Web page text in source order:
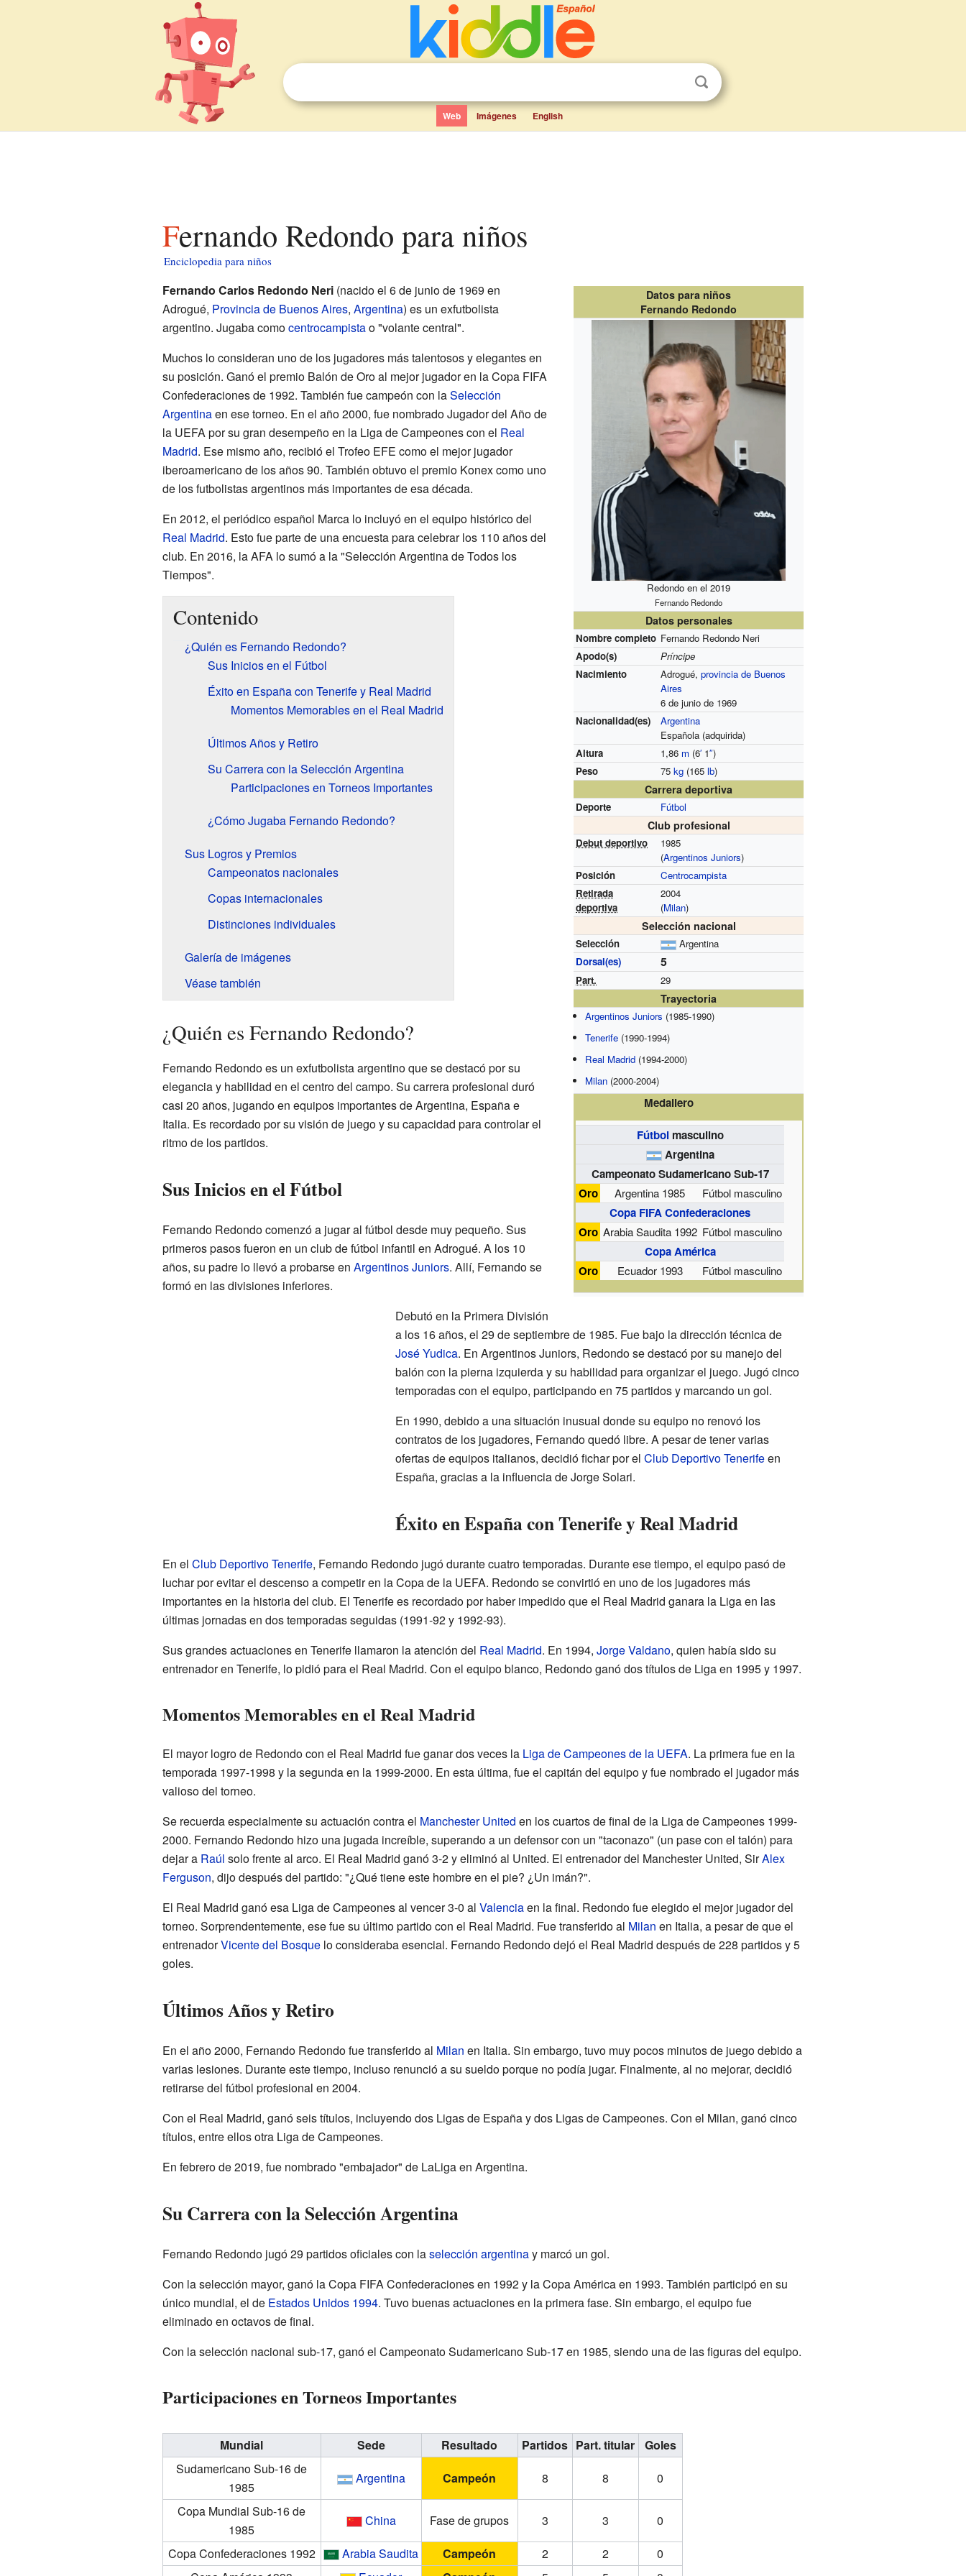
Web Imágenes English
Fernando Redondo para niños
Enciclopedia para niños
Datos para niños
Fernando Redondo
Redondo en el 2019
Fernando Redondo
Datos personales
Nombre completo Fernando Redondo Neri
Apodo(s)
Príncipe
Nacimiento
Adrogué,provincia de Buenos
Aires
6 de junio de 1969
Nacionalidad(es)
Argentina
Española (adquirida)
Altura
1,86 m (6′ 1″)
Peso
75kg (165lb)
Carrera deportiva
Deporte Fútbol
Club profesional
Debut deportivo
1985
(Argentinos Juniors)
Posición
Centrocampista
Retirada
deportiva
2004
(Milan)
Selección nacional
Selección
Argentina
Dorsal(es)
5
Part. 29
Trayectoria
Argentinos Juniors (1985-1990)
Tenerife (1990-1994)
Real Madrid (1994-2000)
Milan (2000-2004)
Medallero
Fútbolmasculino
Argentina
Campeonato Sudamericano Sub-17
Oro
Argentina 1985 Fútbol masculino
Copa FIFA Confederaciones
Oro Arabia Saudita 1992 Fútbol masculino
Copa América
Oro
Ecuador 1993 Fútbol masculino
Fernando Carlos Redondo Neri(nacido el 6 de junio de 1969 en
Adrogué, Provincia de Buenos Aires, Argentina) es un exfutbolista
argentino. Jugaba comocentrocampistao "volante central".
Muchos lo consideran uno de los jugadores más talentosos y elegantes en
su posición. Ganó el premio Balón de Oro al mejor jugador en la Copa FIFA
Confederaciones de 1992. También fue campeón con laSelección
Argentinaen ese torneo. En el año 2000, fue nombrado Jugador del Año de
la UEFA por su gran desempeño en la Liga de Campeones con el Real
Madrid. Ese mismo año, recibió el Trofeo EFE como el mejor jugador
iberoamericano de los años 90. También obtuvo el premio Konex como uno
de los futbolistas argentinos más importantes de esa década.
En 2012, el periódico español Marca lo incluyó en el equipo histórico del
Real Madrid. Esto fue parte de una encuesta para celebrar los 110 años del
club. En 2016, la AFA lo sumó a la "Selección Argentina de Todos los
Tiempos".
Contenido
¿Quién es Fernando Redondo?
Sus Inicios en el Fútbol
Éxito en España con Tenerife y Real Madrid
Momentos Memorables en el Real Madrid
Últimos Años y Retiro
Su Carrera con la Selección Argentina
Participaciones en Torneos Importantes
¿Cómo Jugaba Fernando Redondo?
Sus Logros y Premios
Campeonatos nacionales
Copas internacionales
Distinciones individuales
Galería de imágenes
Véase también
¿Quién es Fernando Redondo?
Fernando Redondo es un exfutbolista argentino que se destacó por su
elegancia y habilidad en el centro del campo. Su carrera profesional duró
casi 20 años, jugando en equipos importantes de Argentina, España e
Italia. Es recordado por su visión de juego y su capacidad para controlar el
ritmo de los partidos.
Sus Inicios en el Fútbol
Fernando Redondo comenzó a jugar al fútbol desde muy pequeño. Sus
primeros pasos fueron en un club de fútbol infantil en Adrogué. A los 10
años, su padre lo llevó a probarse en Argentinos Juniors. Allí, Fernando se
formó en las divisiones inferiores.
Debutó en la Primera División
a los 16 años, el 29 de septiembre de 1985. Fue bajo la dirección técnica de
José Yudica. En Argentinos Juniors, Redondo se destacó por su manejo del
balón con la pierna izquierda y su habilidad para organizar el juego. Jugó cinco
temporadas con el equipo, participando en 75 partidos y marcando un gol.
En 1990, debido a una situación inusual donde su equipo no renovó los
contratos de los jugadores, Fernando quedó libre. A pesar de tener varias
ofertas de equipos italianos, decidió fichar por el Club Deportivo Tenerifeen
España, gracias a la influencia de Jorge Solari.
Éxito en España con Tenerife y Real Madrid
En el Club Deportivo Tenerife, Fernando Redondo jugó durante cuatro temporadas. Durante ese tiempo, el equipo pasó de
luchar por evitar el descenso a competir en la Copa de la UEFA. Redondo se convirtió en uno de los jugadores más
importantes en la historia del club. El Tenerife es recordado por haber impedido que el Real Madrid ganara la Liga en las
últimas jornadas en dos temporadas seguidas (1991-92 y 1992-93).
Sus grandes actuaciones en Tenerife llamaron la atención del Real Madrid. En 1994, Jorge Valdano, quien había sido su
entrenador en Tenerife, lo pidió para el Real Madrid. Con el equipo blanco, Redondo ganó dos títulos de Liga en 1995 y 1997.
Momentos Memorables en el Real Madrid
El mayor logro de Redondo con el Real Madrid fue ganar dos veces la Liga de Campeones de la UEFA. La primera fue en la
temporada 1997-1998 y la segunda en la 1999-2000. En esta última, fue el capitán del equipo y fue nombrado el jugador más
valioso del torneo.
Se recuerda especialmente su actuación contra el Manchester United en los cuartos de final de la Liga de Campeones 1999-
2000. Fernando Redondo hizo una jugada increíble, superando a un defensor con un "taconazo" (un pase con el talón) para
dejar a Raúl solo frente al arco. El Real Madrid ganó 3-2 y eliminó al United. El entrenador del Manchester United, SirAlex
Ferguson, dijo después del partido: "¿Qué tiene este hombre en el pie? ¿Un imán?".
El Real Madrid ganó esa Liga de Campeones al vencer 3-0 al Valenciaen la final. Redondo fue elegido el mejor jugador del
torneo. Sorprendentemente, ese fue su último partido con el Real Madrid. Fue transferido al Milan en Italia, a pesar de que el
entrenadorVicente del Bosquelo consideraba esencial. Fernando Redondo dejó el Real Madrid después de 228 partidos y 5
goles.
Últimos Años y Retiro
En el año 2000, Fernando Redondo fue transferido al Milan en Italia. Sin embargo, tuvo muy pocos minutos de juego debido a
varias lesiones. Durante este tiempo, incluso renunció a su sueldo porque no podía jugar. Finalmente, al no mejorar, decidió
retirarse del fútbol profesional en 2004.
Con el Real Madrid, ganó seis títulos, incluyendo dos Ligas de España y dos Ligas de Campeones. Con el Milan, ganó cinco
títulos, entre ellos otra Liga de Campeones.
En febrero de 2019, fue nombrado "embajador" de LaLiga en Argentina.
Su Carrera con la Selección Argentina
Fernando Redondo jugó 29 partidos oficiales con laselección argentinay marcó un gol.
Con la selección mayor, ganó la Copa FIFA Confederaciones en 1992 y la Copa América en 1993. También participó en su
único mundial, el de Estados Unidos 1994. Tuvo buenas actuaciones en la primera fase. Sin embargo, el equipo fue
eliminado en octavos de final.
Con la selección nacional sub-17, ganó el Campeonato Sudamericano Sub-17 en 1985, siendo una de las figuras del equipo.
Participaciones en Torneos Importantes
Mundial Sede Resultado Partidos Part. titular
Goles
Sudamericano Sub-16 de
1985
Argentina Campeón 8 8
0
Copa Mundial Sub-16 de
1985
China Fase de grupos 3 3
0
Copa Confederaciones 1992
Arabia Saudita Campeón 2 2
0